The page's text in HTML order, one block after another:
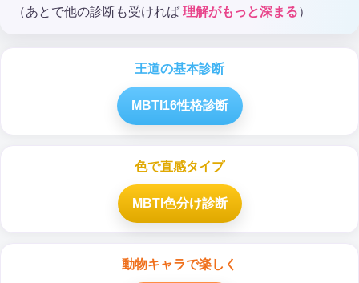
（あとで他の診断も受ければ 理解がもっと深まる）
王道の基本診断
MBTI16性格診断
色で直感タイプ
MBTI色分け診断
動物キャラで楽しく